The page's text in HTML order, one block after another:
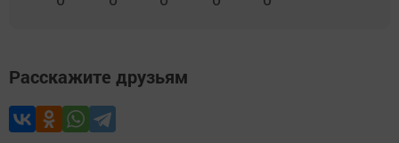
Расскажите друзьям